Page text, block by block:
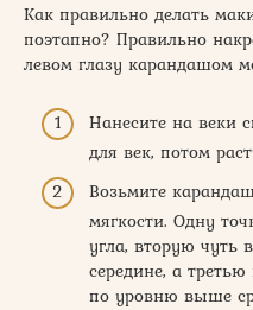
Как правильно делать
поэтапно? Правильно
левом глазу карандашом
Нанесите на веки
для век, потом
Возьмите
мягкости. Одну
угла, вторую чуть
середине, а
по уровню выше